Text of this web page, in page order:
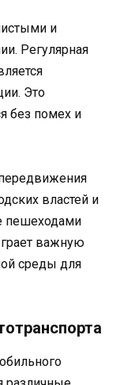
и
Регулярная
Это
без помех и
властей и
пешеходами
важную
среды для